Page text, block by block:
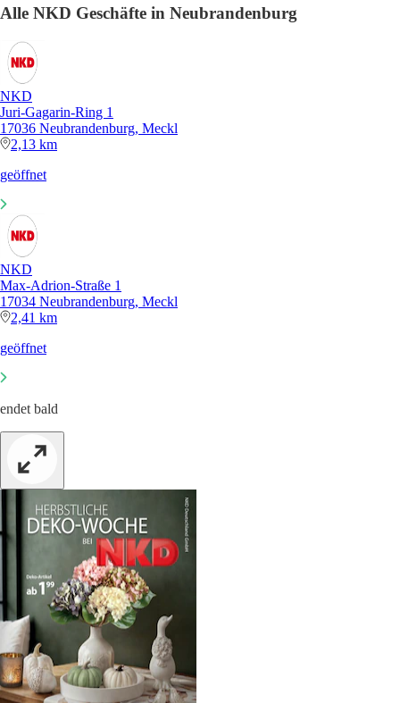
Alle NKD Geschäfte in Neubrandenburg
NKD
Juri-Gagarin-Ring 1
17036 Neubrandenburg, Meckl
2,13 km
geöffnet
NKD
Max-Adrion-Straße 1
17034 Neubrandenburg, Meckl
2,41 km
geöffnet
endet bald